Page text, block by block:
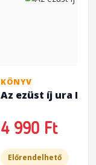
KÖNYV
Az ezüst íj ura I.
4 990 Ft
Előrendelhető